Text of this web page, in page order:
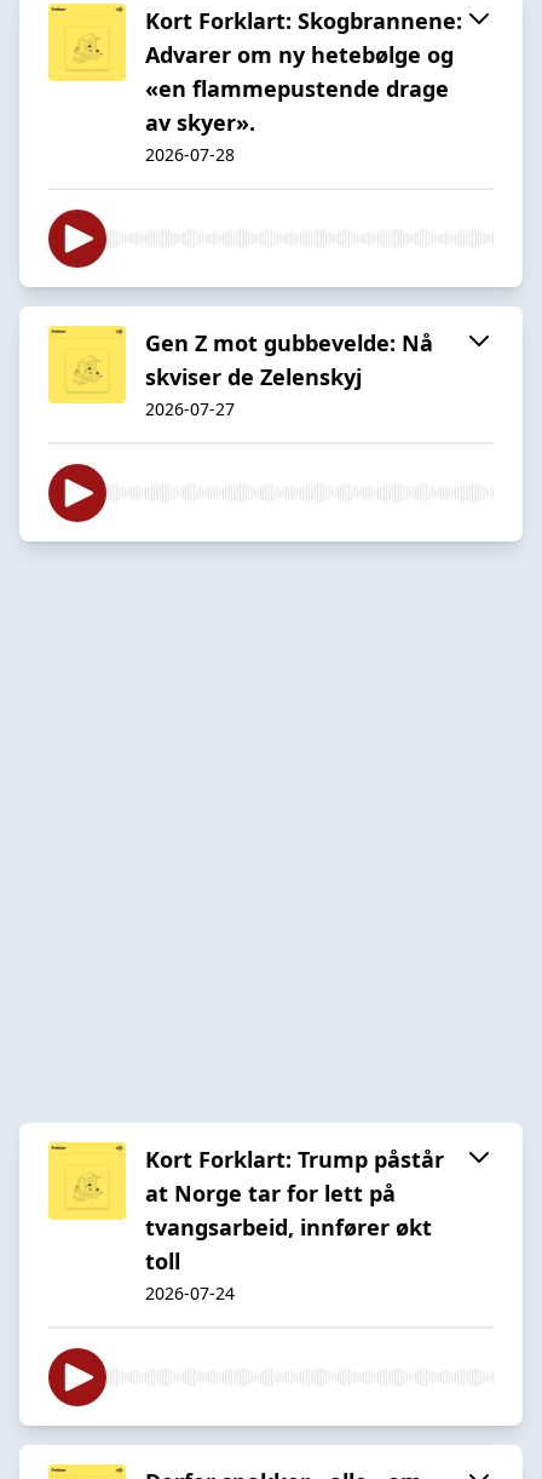
Kort Forklart: Skogbrannene:
Advarer om ny hetebølge og
«en flammepustende drage
av skyer».
2026-07-28
Gen Z mot gubbevelde: Nå
skviser de Zelenskyj
2026-07-27
Kort Forklart: Trump påstår
at Norge tar for lett på
tvangsarbeid, innfører økt
toll
2026-07-24